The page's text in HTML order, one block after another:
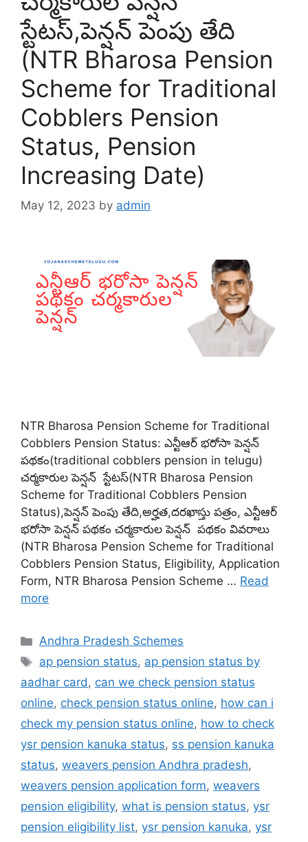
స్టేటస్,పెన్షన్ పెంపు తేది
(NTR Bharosa Pension
Scheme for Traditional
Cobblers Pension
Status, Pension
Increasing Date)
May 12, 2023 by admin
NTR Bharosa Pension Scheme for Traditional
Cobblers Pension Status: ఎన్టీఆర్ భరోసా పెన్షన్
పథకం(traditional cobblers pension in telugu)
చర్మకారుల పెన్షన్ స్టేటస్(NTR Bharosa Pension
Scheme for Traditional Cobblers Pension
Status),పెన్షన్ పెంపు తేది,అర్హత,దరఖాస్తు పత్రం, ఎన్టీఆర్
భరోసా పెన్షన్ పథకం చర్మకారుల పెన్షన్ పథకం వివరాలు
(NTR Bharosa Pension Scheme for Traditional
Cobblers Pension Status, Eligibility, Application
Form, NTR Bharosa Pension Scheme … Read
more
Categories
Andhra Pradesh Schemes
Tags
ap pension status, ap pension status by
aadhar card, can we check pension status
online, check pension status online, how can i
check my pension status online, how to check
ysr pension kanuka status, ss pension kanuka
status, weavers pension Andhra pradesh,
weavers pension application form, weavers
pension eligibility, what is pension status, ysr
pension eligibility list, ysr pension kanuka, ysr